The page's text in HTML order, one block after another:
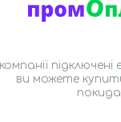
ви можете